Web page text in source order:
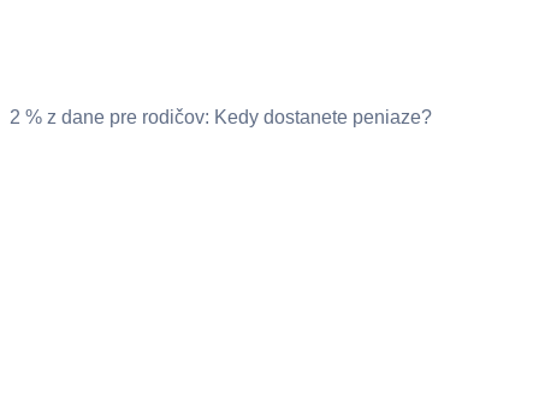
2 % z dane pre rodičov: Kedy dostanete peniaze?